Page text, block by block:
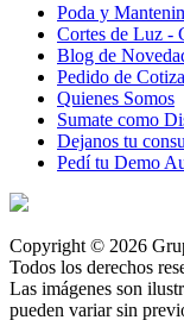
Poda y
Cortes de Luz -
Blog de
Pedido de
Quienes Somos
Sumate como
Dejanos tu
Pedí tu Demo
Copyright © 2026
Todos los derechos
Las imágenes son
pueden variar sin